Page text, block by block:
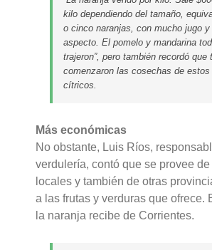
kilo dependiendo del tamaño,
o cinco naranjas, con mucho jugo y
aspecto. El pomelo y mandarina
trajeron”, pero también recordó que
comenzaron las cosechas de estos
cítricos.
Más económicas
No obstante, Luis Ríos,
verdulería, contó que se provee
locales y también de otras
a las frutas y verduras que ofrece.
la naranja recibe de Corrientes.